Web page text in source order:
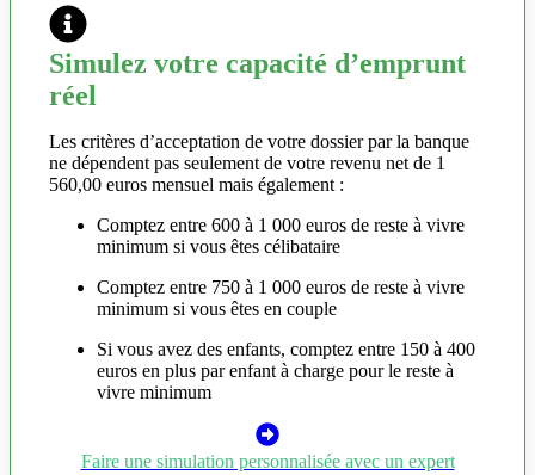
Simulez votre capacité d’emprunt
réel
Les critères d’acceptation de votre dossier par la banque
ne dépendent pas seulement de votre revenu net de 1
560,00 euros mensuel mais également :
Comptez entre 600 à 1 000 euros de reste à vivre
minimum si vous êtes célibataire
Comptez entre 750 à 1 000 euros de reste à vivre
minimum si vous êtes en couple
Si vous avez des enfants, comptez entre 150 à 400
euros en plus par enfant à charge pour le reste à
vivre minimum
Faire une simulation personnalisée avec un expert